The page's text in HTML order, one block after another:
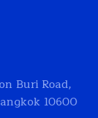
Buri Road,
10600